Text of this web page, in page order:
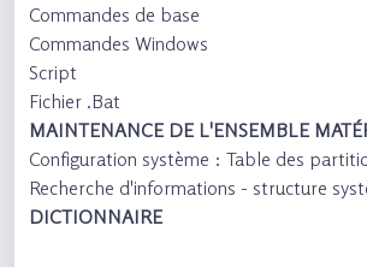
Commandes de base
Commandes Windows
Script
Fichier .Bat
MAINTENANCE DE L'ENSEMBLE
Configuration système : Table des
Recherche d'informations - structure
DICTIONNAIRE